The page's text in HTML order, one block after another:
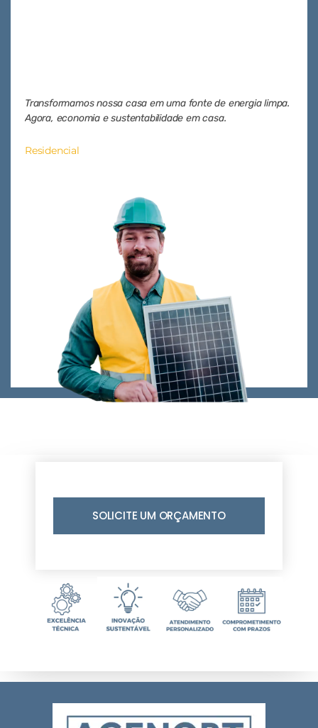
Transformamos nossa casa em uma fonte de energia limpa.
Agora, economia e sustentabilidade em casa.
Residencial
SOLICITE UM ORÇAMENTO